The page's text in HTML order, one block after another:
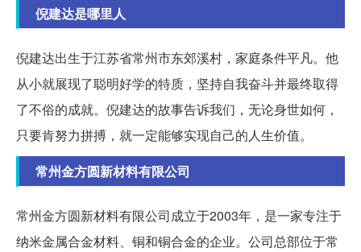
倪建达是哪里人
倪建达出生于江苏省常州市东郊溪村，家庭条件平凡。他
从小就展现了聪明好学的特质，坚持自我奋斗并最终取得
了不俗的成就。倪建达的故事告诉我们，无论身世如何，
只要肯努力拼搏，就一定能够实现自己的人生价值。
常州金方圆新材料有限公司
常州金方圆新材料有限公司成立于2003年，是一家专注于
纳米金属合金材料、铜和铜合金的企业。公司总部位于常